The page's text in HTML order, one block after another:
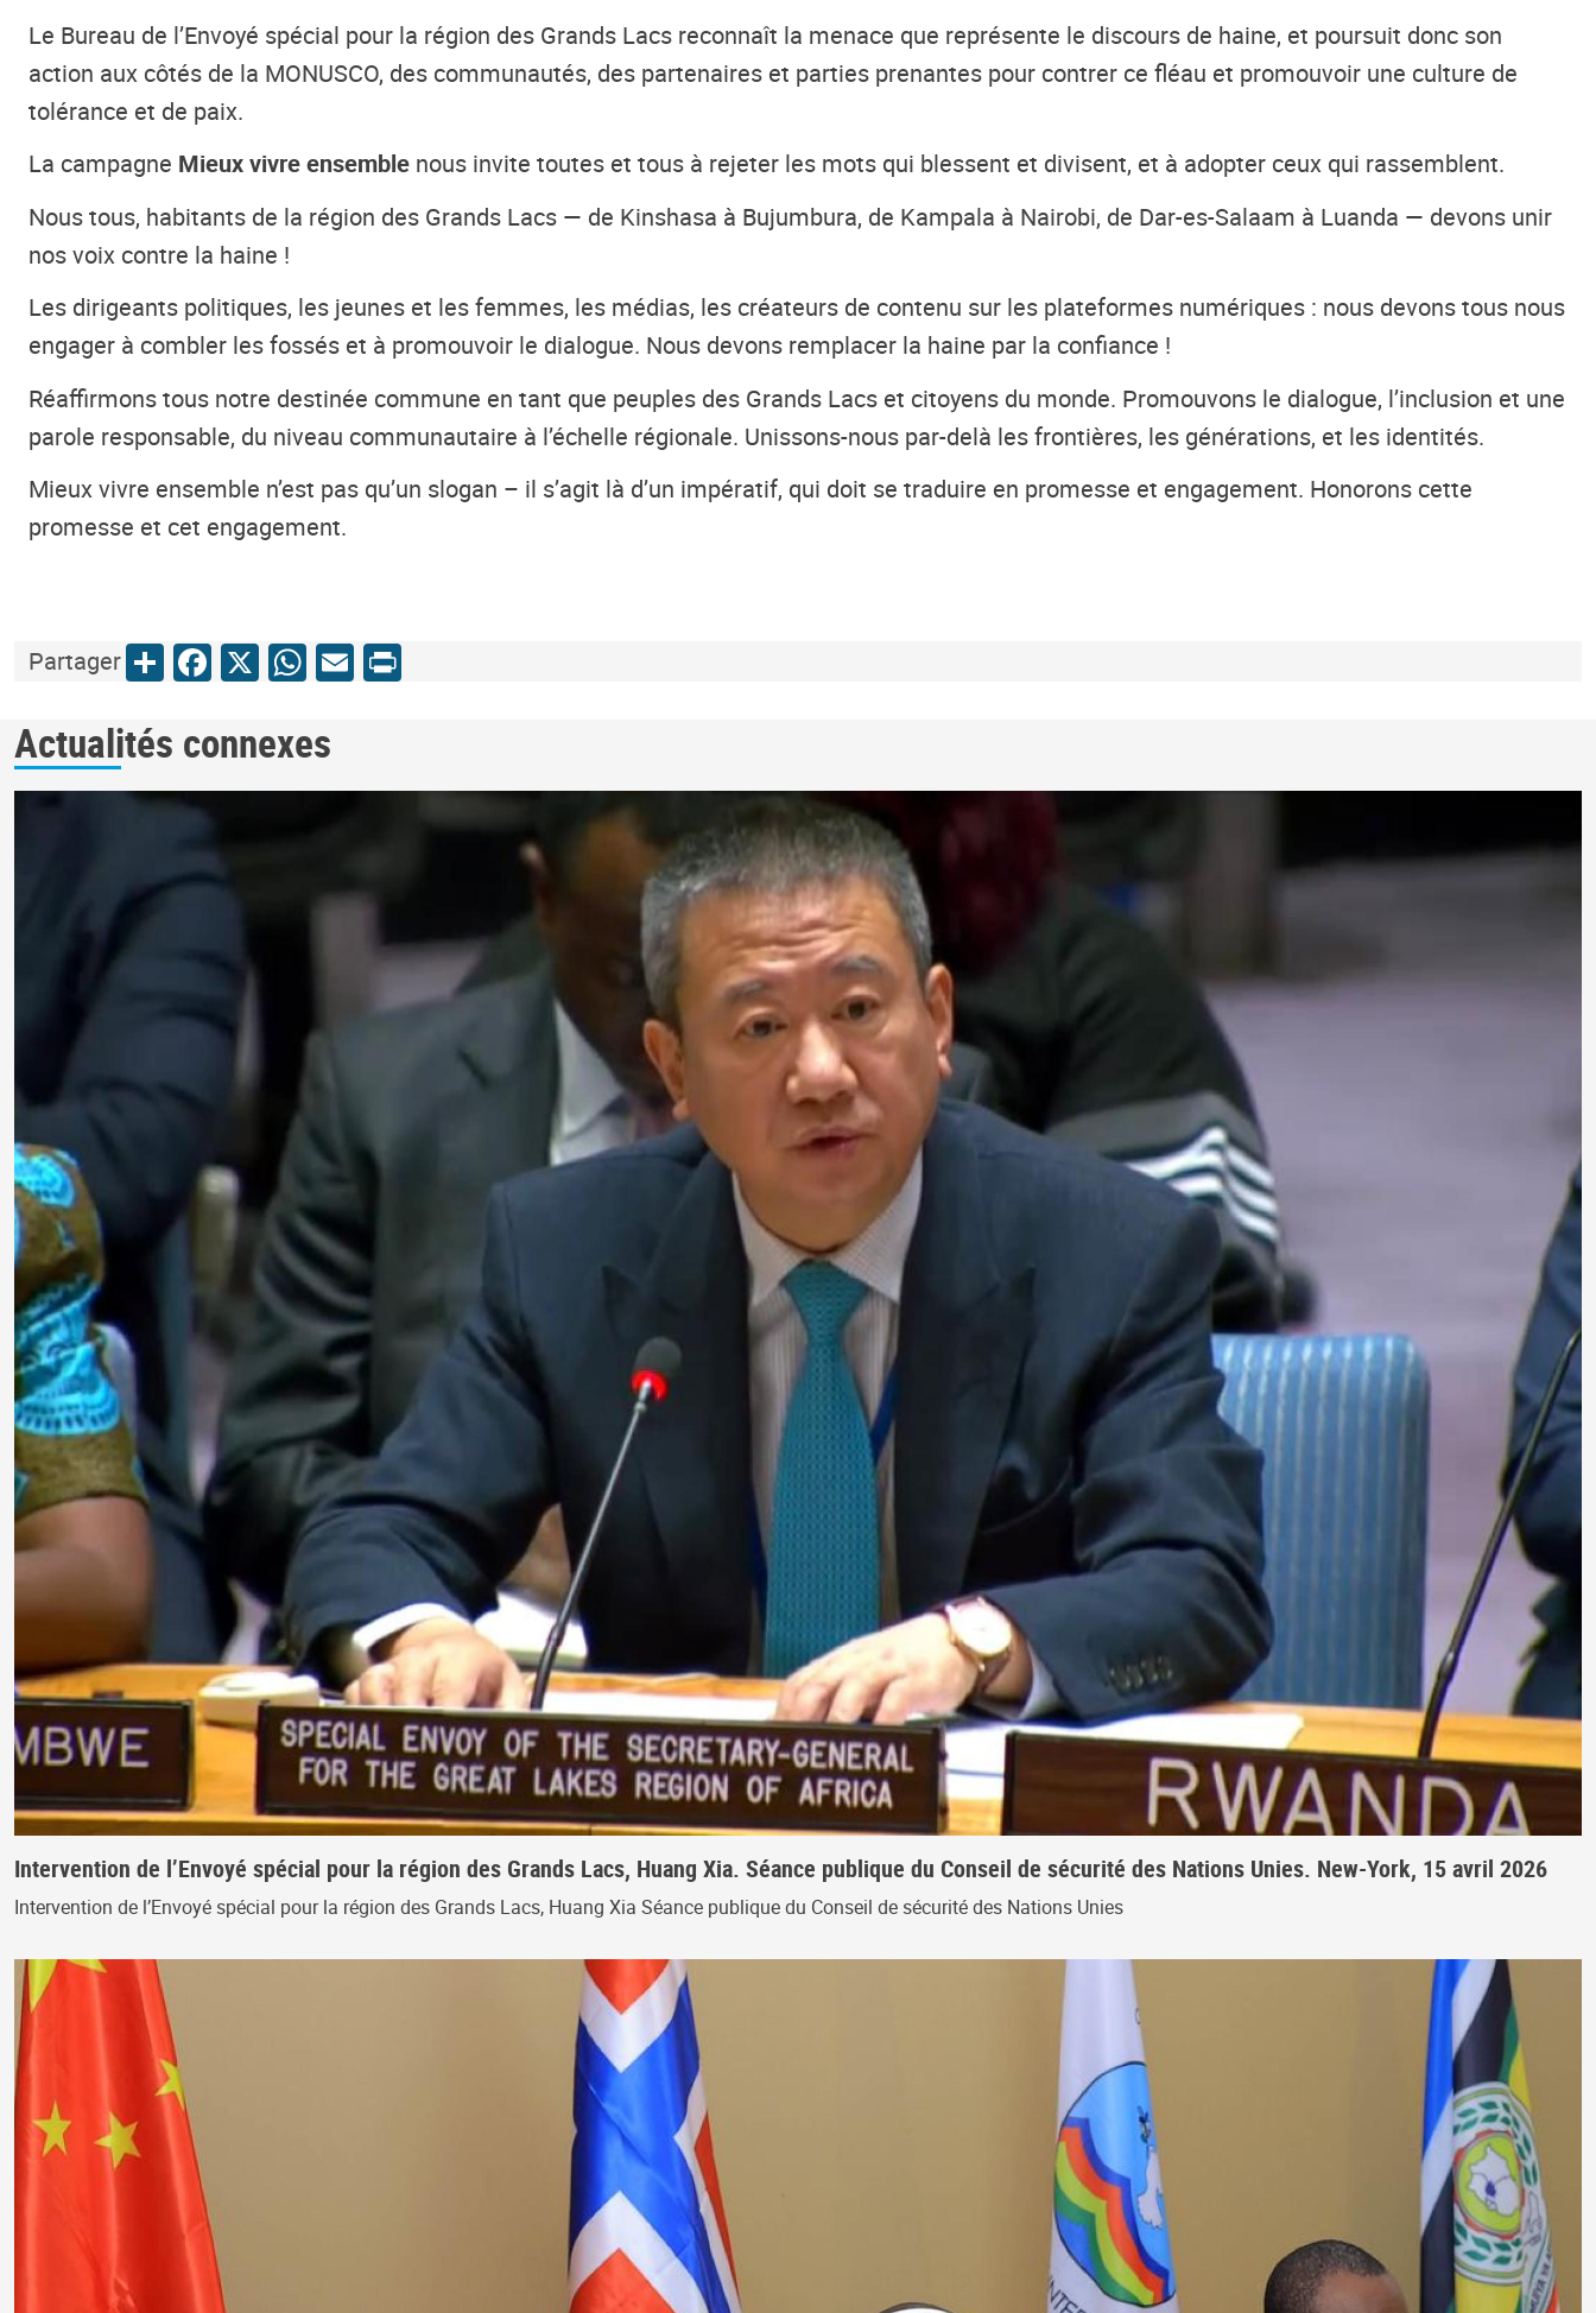
Le Bureau de l’Envoyé spécial pour la région des Grands Lacs reconnaît la menace que représente le discours de haine, et poursuit donc son
action aux côtés de la MONUSCO, des communautés, des partenaires et parties prenantes pour contrer ce fléau et promouvoir une culture de
tolérance et de paix.
La campagne Mieux vivre ensemble nous invite toutes et tous à rejeter les mots qui blessent et divisent, et à adopter ceux qui rassemblent.
Nous tous, habitants de la région des Grands Lacs — de Kinshasa à Bujumbura, de Kampala à Nairobi, de Dar-es-Salaam à Luanda — devons unir
nos voix contre la haine !
Les dirigeants politiques, les jeunes et les femmes, les médias, les créateurs de contenu sur les plateformes numériques : nous devons tous nous
engager à combler les fossés et à promouvoir le dialogue. Nous devons remplacer la haine par la confiance !
Réaffirmons tous notre destinée commune en tant que peuples des Grands Lacs et citoyens du monde. Promouvons le dialogue, l’inclusion et une
parole responsable, du niveau communautaire à l’échelle régionale. Unissons-nous par-delà les frontières, les générations, et les identités.
Mieux vivre ensemble n’est pas qu’un slogan – il s’agit là d’un impératif, qui doit se traduire en promesse et engagement. Honorons cette
promesse et cet engagement.
PartagerShareFacebook
X WhatsApp
Email
Print
Actualités connexes
Intervention de l’Envoyé spécial pour la région des Grands Lacs, Huang Xia. Séance publique du Conseil de sécurité des Nations Unies. New-York, 15 avril 2026
Intervention de l’Envoyé spécial pour la région des Grands Lacs, Huang Xia Séance publique du Conseil de sécurité des Nations Unies